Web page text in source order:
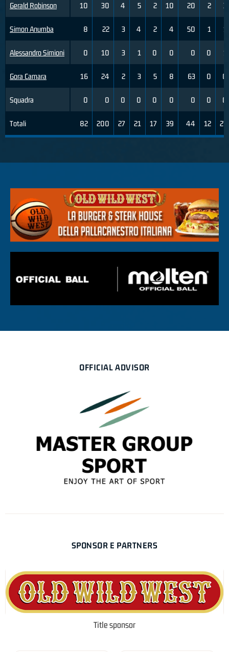
Gerald Robinson
Simon Anumba
Alessandro Simioni
Gora Camara
Squadra
Totali
10 30 4 5 2 10 20 2 3
8 22 3 4 2 4 50 1 1
0 10 3 1 0 0 0 0 1
16 24 2 3 5 8 63 0 0
0 0 0 0 0 0 0 0 0
82 200 27 21 17 39 44 12 27
OFFICIAL ADVISOR
SPONSOR E PARTNERS
Title sponsor